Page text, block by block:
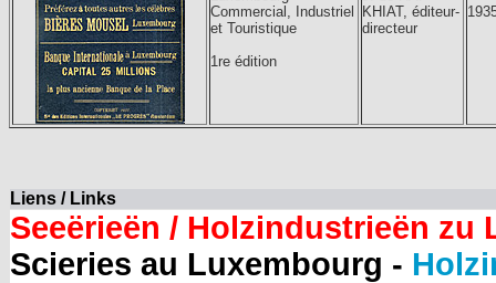
Commercial, Industriel
et Touristique
1re édition
KHIAT, éditeur-
directeur
Liens / Links
Seeërieën / Holzindustrieën zu
Scieries au Luxembourg -